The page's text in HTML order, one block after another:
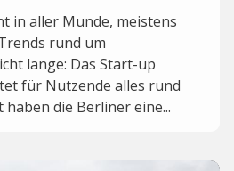
in aller Munde, meistens
rund um
lange: Das Start-up
für Nutzende alles rund
haben die Berliner eine...